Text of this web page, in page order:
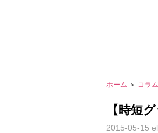
ホーム ＞ コラム
【時短
2015-05-15